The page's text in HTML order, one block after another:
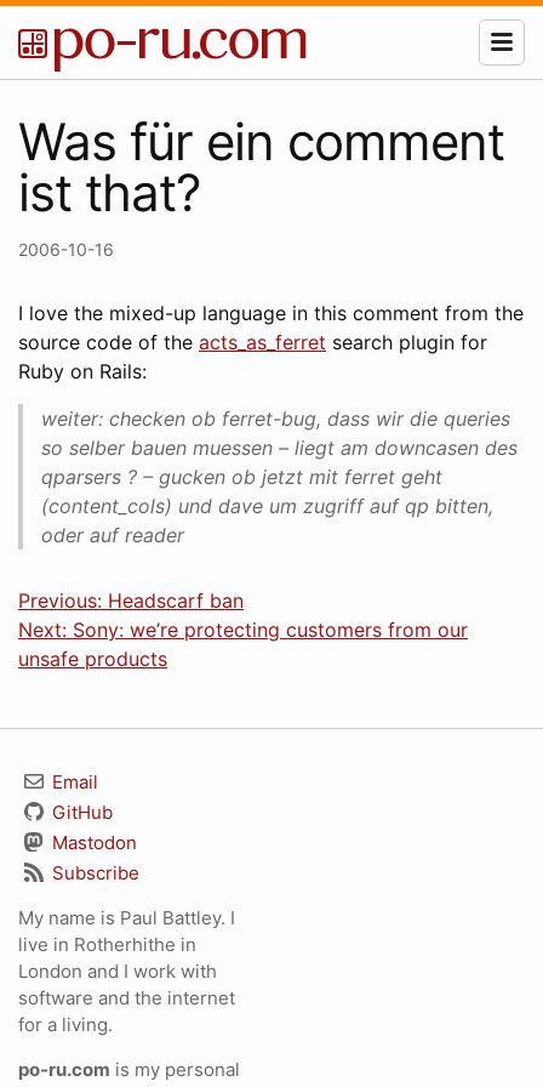
Was für ein comment
ist that?
2006-10-16
I love the mixed-up language in this comment from the
source code of the acts_as_ferret search plugin for
Ruby on Rails:
weiter: checken ob ferret-bug, dass wir die queries
so selber bauen muessen – liegt am downcasen des
qparsers ? – gucken ob jetzt mit ferret geht
(content_cols) und dave um zugriff auf qp bitten,
oder auf reader
Previous: Headscarf ban
Next: Sony: we’re protecting customers from our
unsafe products
Email
GitHub
Mastodon
Subscribe
My name is Paul Battley. I
live in Rotherhithe in
London and I work with
software and the internet
for a living.
po-ru.com is my personal